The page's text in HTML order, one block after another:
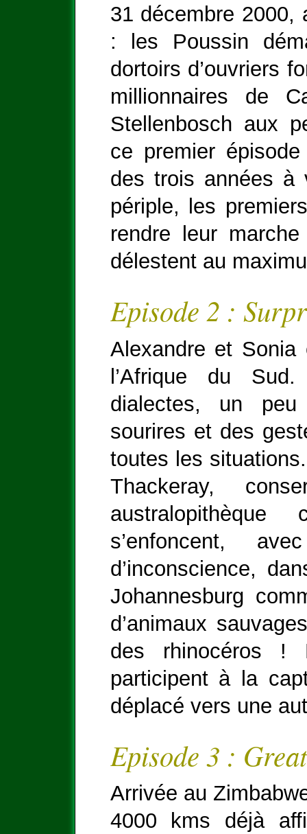
31 décembre 2000,
: les Poussin
dortoirs d’ouvriers
millionnaires de
Stellenbosch aux
ce premier
des trois années à
périple, les
rendre leur
délestent au
Episode 2 :
Alexandre et Sonia
l’Afrique du
dialectes, un
sourires et des
toutes les
Thackeray,
s’enfoncent,
d’inconscience,
Johannesburg
d’animaux
des rhinocéros !
participent à la
déplacé vers une
Episode 3 :
Arrivée au
4000 kms déjà